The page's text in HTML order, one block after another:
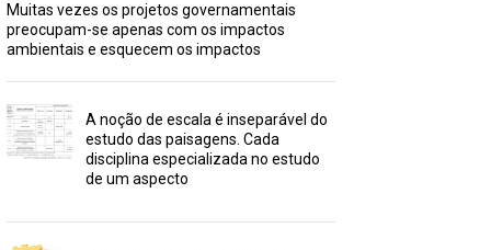
Muitas vezes os projetos governamentais
preocupam-se apenas com os impactos
ambientais e esquecem os impactos
A noção de escala é inseparável do
estudo das paisagens. Cada
disciplina especializada no estudo
de um aspecto